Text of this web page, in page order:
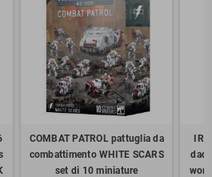
COMBAT PATROL pattuglia da
combattimento WHITE SCARS
set di 10 miniature
dadi